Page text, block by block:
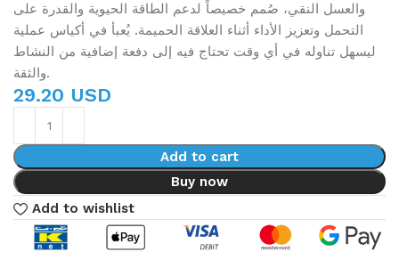
والعسل النقي، صُمم خصيصاً لدعم الطاقة الحيوية والقدرة على
التحمل وتعزيز الأداء أثناء العلاقة الحميمة. يُعبأ في أكياس عملية
ليسهل تناوله في أي وقت تحتاج فيه إلى دفعة إضافية من النشاط
والثقة.
29.20 USD
Add to cart
Buy now
Add to wishlist